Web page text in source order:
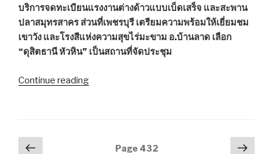
บริการจดทะเบียนแรงงานต่างด้าวแบบเบ็ดเสร็จ และสะพาน
ปลาสมุทรสาคร ส่วนที่เพชรบุรี เตรียมความพร้อมให้เยี่ยมชม
เขาวัง และโรงสีแห่งความสุขไร่มะขาม อ.บ้านลาด เลือก
“ดุสิตธานี หัวหิน” เป็นสถานที่จัดประชุม
Continue reading
Posts Page 432
Next